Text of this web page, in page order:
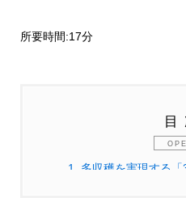
所要時間:17分
目
1. 多収穫を実現する「